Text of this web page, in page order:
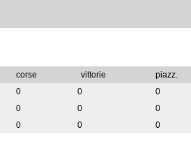
corse vittorie
piazz.
0 0
0
0 0
0
0 0 0